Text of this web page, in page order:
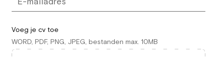
Voeg je cv toe
WORD, PDF, PNG, JPEG, bestanden max. 10MB